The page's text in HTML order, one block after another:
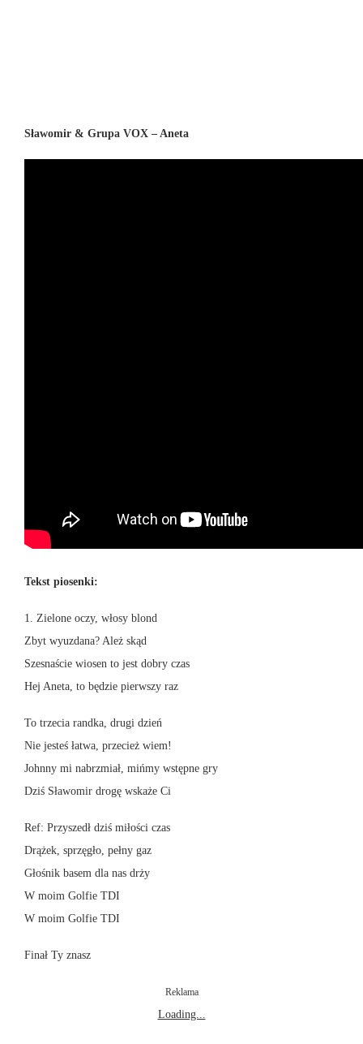
Sławomir & Grupa VOX – Aneta
Tekst piosenki:
1. Zielone oczy, włosy blond
Zbyt wyuzdana? Ależ skąd
Szesnaście wiosen to jest dobry czas
Hej Aneta, to będzie pierwszy raz
To trzecia randka, drugi dzień
Nie jesteś łatwa, przecież wiem!
Johnny mi nabrzmiał, mińmy wstępne gry
Dziś Sławomir drogę wskaże Ci
Ref: Przyszedł dziś miłości czas
Drążek, sprzęgło, pełny gaz
Głośnik basem dla nas drży
W moim Golfie TDI
W moim Golfie TDI
Finał Ty znasz
Reklama
Loading...